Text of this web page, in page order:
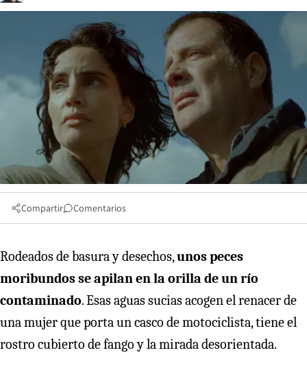
Compartir Comentarios
Rodeados de basura y desechos,unos peces
moribundos se apilan en la orilla de un río
contaminado. Esas aguas sucias acogen el renacer de
una mujer que porta un casco de motociclista, tiene el
rostro cubierto de fango y la mirada desorientada.